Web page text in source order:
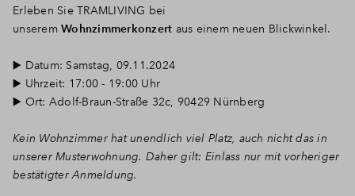
Erleben Sie TRAMLIVING bei
unserem Wohnzimmerkonzert aus einem neuen Blickwinkel.
▶️ Datum: Samstag, 09.11.2024
▶️ Uhrzeit: 17:00 - 19:00 Uhr
▶️ Ort: Adolf-Braun-Straße 32c, 90429 Nürnberg
Kein Wohnzimmer hat unendlich viel Platz, auch nicht das in
unserer Musterwohnung. Daher gilt: Einlass nur mit vorheriger
bestätigter Anmeldung.